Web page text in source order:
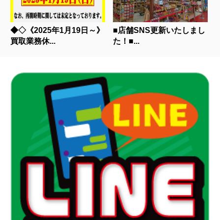
◆◇《2025年1月19日～》
買取業務休...
■店舗SNS更新いたしまし
た！■...